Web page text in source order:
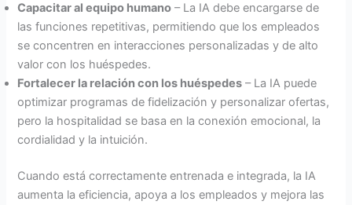
Capacitar al equipo humano – La IA debe encargarse de
las funciones repetitivas, permitiendo que los empleados
se concentren en interacciones personalizadas y de alto
valor con los huéspedes.
Fortalecer la relación con los huéspedes – La IA puede
optimizar programas de fidelización y personalizar ofertas,
pero la hospitalidad se basa en la conexión emocional, la
cordialidad y la intuición.
Cuando está correctamente entrenada e integrada, la IA
aumenta la eficiencia, apoya a los empleados y mejora las